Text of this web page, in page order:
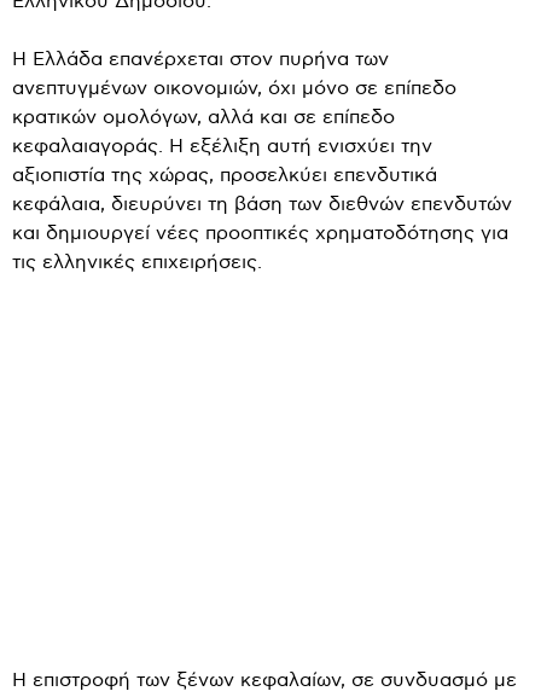
Η Ελλάδα επανέρχεται στον πυρήνα των
ανεπτυγμένων οικονομιών, όχι μόνο σε επίπεδο
κρατικών ομολόγων, αλλά και σε επίπεδο
κεφαλαιαγοράς. Η εξέλιξη αυτή ενισχύει την
αξιοπιστία της χώρας, προσελκύει επενδυτικά
κεφάλαια, διευρύνει τη βάση των διεθνών επενδυτών
και δημιουργεί νέες προοπτικές χρηματοδότησης για
τις ελληνικές επιχειρήσεις.
H επιστροφή των ξένων κεφαλαίων, σε συνδυασμό με